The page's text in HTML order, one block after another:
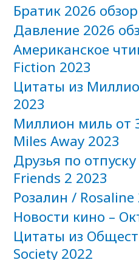
Братик 2026
Давление 2026
Американское
Fiction 2023
Цитаты из
2023
Миллион миль от
Miles Away 2023
Друзья по
Friends 2 2023
Розалин / Rosaline
Новости кино –
Цитаты из
Society 2022